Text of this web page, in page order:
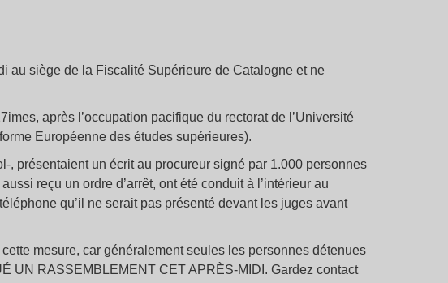
au siège de la Fiscalité Supérieure de Catalogne et ne
après l’occupation pacifique du rectorat de l’Université
Européenne des études supérieures).
, présentaient un écrit au procureur signé par 1.000 personnes
reçu un ordre d’arrêt, ont été conduit à l’intérieur au
qu’il ne serait pas présenté devant les juges avant
mesure, car généralement seules les personnes détenues
UN RASSEMBLEMENT CET APRÈS-MIDI. Gardez contact